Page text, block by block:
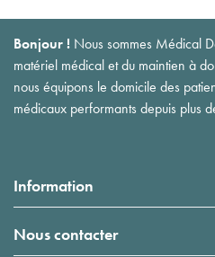
Bonjour ! Nous sommes Médical
matériel médical et du maintien à
nous équipons le domicile des
médicaux performants depuis plus
Information
Nous contacter